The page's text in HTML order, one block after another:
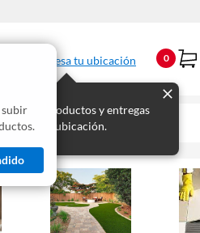
subir
Ingresa tu ubicación
los productos y entregas
para tu ubicación.
0